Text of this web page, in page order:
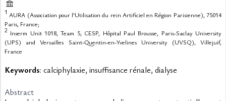
1 AURA (Association pour l'Utilisation du rein Artificiel en Région Parisienne), 75014
Paris, France;
2 Inserm Unit 1018, Team 5, CESP, Hôpital Paul Brousse, Paris-Saclay University
(UPS) and Versailles Saint-Quentin-en-Yvelines University (UVSQ), Villejuif,
France
Keywords: calciphylaxie, insuffisance rénale, dialyse
Abstract